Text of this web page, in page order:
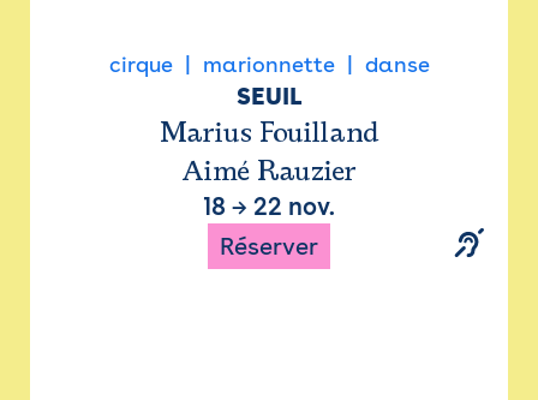
cirque marionnette danse
SEUIL
Marius Fouilland
Aimé Rauzier
18 → 22 nov.
Réserver